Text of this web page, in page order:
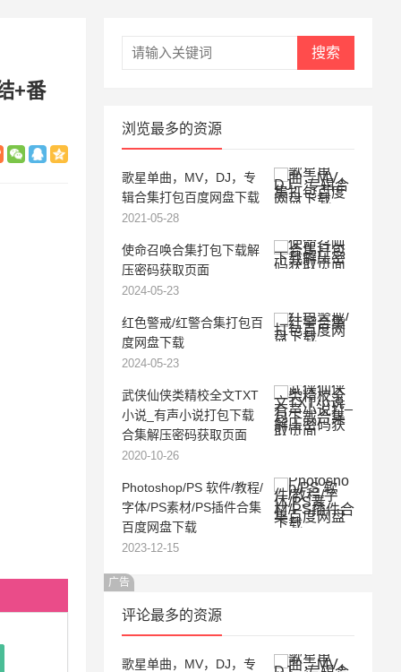
+番
搜索
浏览最多的资源
歌星单曲，MV，DJ，专
辑合集打包百度网盘下载
2021-05-28
使命召唤合集打包下载解
压密码获取页面
2024-05-23
红色警戒/红警合集打包百
度网盘下载
2024-05-23
武侠仙侠类精校全文TXT
小说_有声小说打包下载
合集解压密码获取页面
2020-10-26
Photoshop/PS 软件/教程/
字体/PS素材/PS插件合集
百度网盘下载
2023-12-15
广告
评论最多的资源
歌星单曲，MV，DJ，专